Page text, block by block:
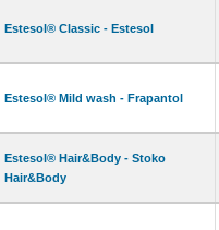
Estesol® Classic - Estesol
Estesol® Mild wash - Frapantol
Estesol® Hair&Body - Stoko
Hair&Body